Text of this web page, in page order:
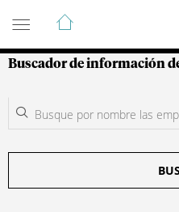
Guía de Empresas
Buscador de información